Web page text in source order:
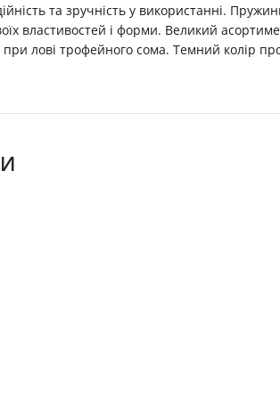
та зручність у використанні.
властивостей і форми. Великий
при лові трофейного сома. Темний колір